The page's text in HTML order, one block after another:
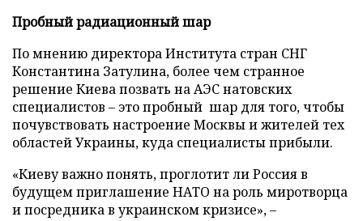
Пробный радиационный шар
По мнению директора Института стран СНГ
Константина Затулина, более чем странное
решение Киева позвать на АЭС натовских
специалистов – это пробный шар для того, чтобы
почувствовать настроение Москвы и жителей тех
областей Украины, куда специалисты прибыли.
«Киеву важно понять, проглотит ли Россия в
будущем приглашение НАТО на роль миротворца
и посредника в украинском кризисе», –